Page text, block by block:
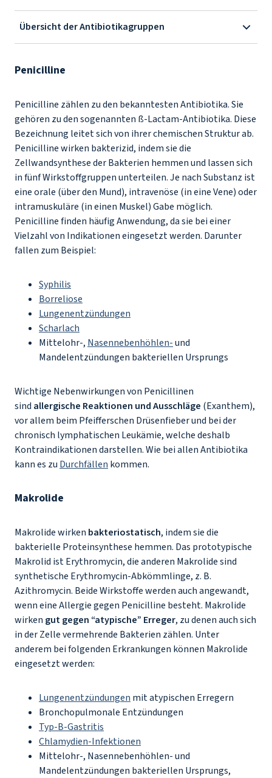
Übersicht der Antibiotikagruppen
Penicilline
Penicilline zählen zu den bekanntesten Antibiotika. Sie
gehören zu den sogenannten ß-Lactam-Antibiotika. Diese
Bezeichnung leitet sich von ihrer chemischen Struktur ab.
Penicilline wirken bakterizid, indem sie die
Zellwandsynthese der Bakterien hemmen und lassen sich
in fünf Wirkstoffgruppen unterteilen. Je nach Substanz ist
eine orale (über den Mund), intravenöse (in eine Vene) oder
intramuskuläre (in einen Muskel) Gabe möglich.
Penicilline finden häufig Anwendung, da sie bei einer
Vielzahl von Indikationen eingesetzt werden. Darunter
fallen zum Beispiel:
Syphilis
Borreliose
Lungenentzündungen
Scharlach
Mittelohr-, Nasennebenhöhlen-und
Mandelentzündungen bakteriellen Ursprungs
Wichtige Nebenwirkungen von Penicillinen
sind allergische Reaktionen und Ausschläge (Exanthem),
vor allem beim Pfeifferschen Drüsenfieber und bei der
chronisch lymphatischen Leukämie, welche deshalb
Kontraindikationen darstellen. Wie bei allen Antibiotika
kann es zu Durchfällen kommen.
Makrolide
Makrolide wirken bakteriostatisch, indem sie die
bakterielle Proteinsynthese hemmen. Das prototypische
Makrolid ist Erythromycin, die anderen Makrolide sind
synthetische Erythromycin-Abkömmlinge, z. B.
Azithromycin. Beide Wirkstoffe werden auch angewandt,
wenn eine Allergie gegen Penicilline besteht. Makrolide
wirken gut gegen “atypische” Erreger, zu denen auch sich
in der Zelle vermehrende Bakterien zählen. Unter
anderem bei folgenden Erkrankungen können Makrolide
eingesetzt werden:
Lungenentzündungen mit atypischen Erregern
Bronchopulmonale Entzündungen
Typ-B-Gastritis
Chlamydien-Infektionen
Mittelohr-, Nasennebenhöhlen- und
Mandelentzündungen bakteriellen Ursprungs,